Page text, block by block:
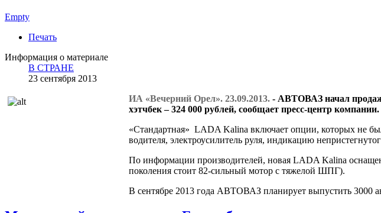
Empty
Печать
Информация о материале
В СТРАНЕ
23 сентября 2013
ИА «Вечерний Орел». 23.09.2013. - АВТОВАЗ начал
хэтчбек – 324 000 рублей, сообщает пресс-центр компании.
«Стандартная» LADA Kalina включает опции, которых не
водителя, электроусилитель руля, индикацию
По информации производителей, новая LADA Kalina
поколения стоит 82-сильный мотор с тяжелой ШПГ).
В сентябре 2013 года АВТОВАЗ планирует выпустить 3000